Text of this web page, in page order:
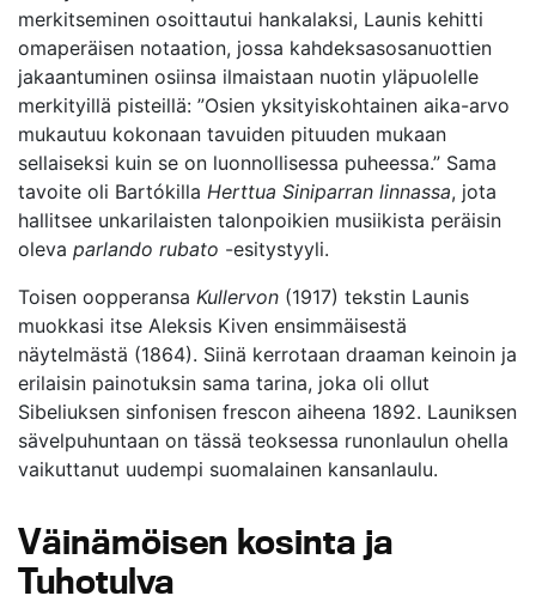
merkitseminen osoittautui hankalaksi, Launis kehitti
omaperäisen notaation, jossa kahdeksasosanuottien
jakaantuminen osiinsa ilmaistaan nuotin yläpuolelle
merkityillä pisteillä: ”Osien yksityiskohtainen aika-arvo
mukautuu kokonaan tavuiden pituuden mukaan
sellaiseksi kuin se on luonnollisessa puheessa.” Sama
tavoite oli Bartókilla Herttua Siniparran linnassa, jota
hallitsee unkarilaisten talonpoikien musiikista peräisin
oleva parlando rubato -esitystyyli.
Toisen oopperansa Kullervon (1917) tekstin Launis
muokkasi itse Aleksis Kiven ensimmäisestä
näytelmästä (1864). Siinä kerrotaan draaman keinoin ja
erilaisin painotuksin sama tarina, joka oli ollut
Sibeliuksen sinfonisen frescon aiheena 1892. Launiksen
sävelpuhuntaan on tässä teoksessa runonlaulun ohella
vaikuttanut uudempi suomalainen kansanlaulu.
Väinämöisen kosinta ja
Tuhotulva